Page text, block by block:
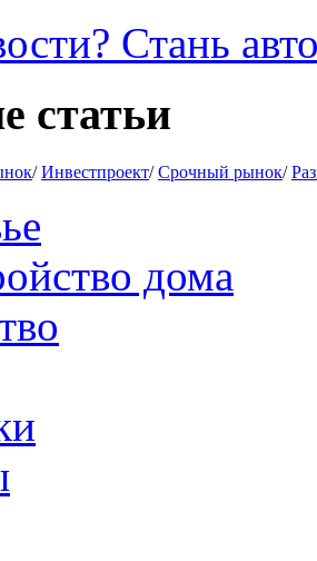
статьи
/Инвестпроект/Срочный рынок/
дома